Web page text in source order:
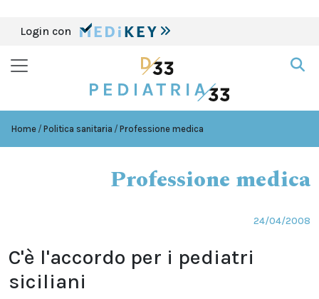
Login con
Home Politica sanitaria Professione medica
Professione medica
24/04/2008
C'è l'accordo per i pediatri
siciliani